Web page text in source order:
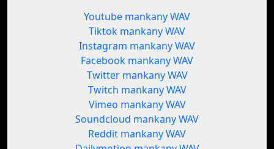
Youtube mankany WAV
Tiktok mankany WAV
Instagram mankany WAV
Facebook mankany WAV
Twitter mankany WAV
Twitch mankany WAV
Vimeo mankany WAV
Soundcloud mankany WAV
Reddit mankany WAV